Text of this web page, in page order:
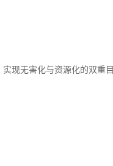
现无害化与资源化的双重目